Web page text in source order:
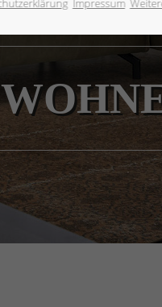
Impressum